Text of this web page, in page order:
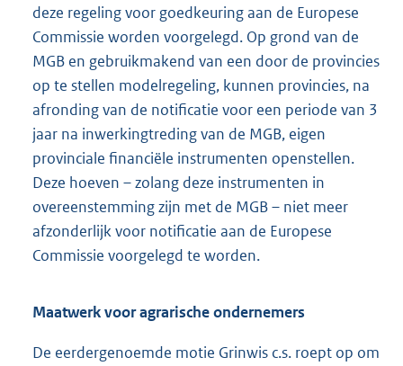
deze regeling voor goedkeuring aan de Europese
Commissie worden voorgelegd. Op grond van de
MGB en gebruikmakend van een door de provincies
op te stellen modelregeling, kunnen provincies, na
afronding van de notificatie voor een periode van 3
jaar na inwerkingtreding van de MGB, eigen
provinciale financiële instrumenten openstellen.
Deze hoeven – zolang deze instrumenten in
overeenstemming zijn met de MGB – niet meer
afzonderlijk voor notificatie aan de Europese
Commissie voorgelegd te worden.
Maatwerk voor agrarische ondernemers
De eerdergenoemde motie Grinwis c.s. roept op om